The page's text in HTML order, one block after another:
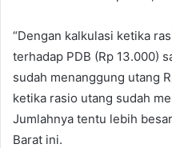
“Dengan kalkulasi ketika
terhadap PDB (Rp 13.000)
sudah menanggung utang
ketika rasio utang sudah
Jumlahnya tentu lebih
Barat ini.